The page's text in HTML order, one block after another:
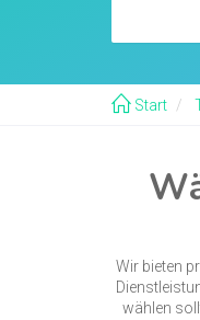
Start
Wir bieten
wählen